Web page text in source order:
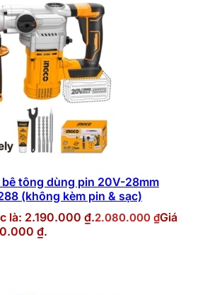
tông dùng pin 20V-28mm
(không kèm pin & sạc)
là: 2.190.000 ₫.2.080.000 ₫Giá
₫.